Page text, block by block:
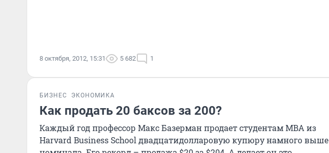
8 октября, 2012, 15:31 5 682 1
БИЗНЕС ЭКОНОМИКА
Как продать 20 баксов за 200?
Каждый год профессор Макс Базерман продает студентам MBA из
Harvard Business School двадцатидолларовую купюру намного выше